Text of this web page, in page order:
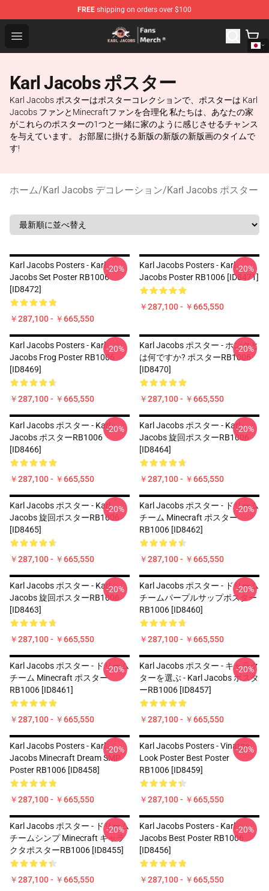
FREE shipping on orders over $100
Open menu
Karl Jacobs Store - Official Karl Jacobs Merchandise
Karl Jacobs ポスター
Karl Jacobs ポスターはポスターコレクションで、ポスターは Karl
Jacobs ファンとMinecraftファンを合理化 私たちは、あなたの家
がこれらのポスターの1つと一緒に家のように感じさせるチャンス
を与えています。 お部屋に掛ける新版の新版の新版画のタイムで
す!
ホーム/Karl Jacobs デコレーション/Karl Jacobs ポスター
Karl Jacobs Posters - Karl
Jacobs Set Poster RB1006
[ID8472]
￥287,100 - ￥665,550
-20%
Karl Jacobs Posters - Karl
Jacobs Poster RB1006 [ID8471]
￥287,100 - ￥665,550
-20%
Karl Jacobs Posters - Karl
Jacobs Frog Poster RB1006
[ID8469]
￥287,100 - ￥665,550
-20%
Karl Jacobs ポスター - ホンクと
は何ですか? ポスターRB1006
[ID8470]
￥287,100 - ￥665,550
-20%
Karl Jacobs ポスター - Karl
Jacobs ポスターRB1006
[ID8466]
￥287,100 - ￥665,550
-20%
Karl Jacobs ポスター - Karl
Jacobs 旋回ポスターRB1006
[ID8464]
￥287,100 - ￥665,550
-20%
Karl Jacobs ポスター - Karl
Jacobs 旋回ポスターRB1006
[ID8465]
￥287,100 - ￥665,550
-20%
Karl Jacobs ポスター - ドリーム
チーム Minecraft ポスター
RB1006 [ID8462]
￥287,100 - ￥665,550
-20%
Karl Jacobs ポスター - Karl
Jacobs 旋回ポスターRB1006
[ID8463]
￥287,100 - ￥665,550
-20%
Karl Jacobs ポスター - ドリーム
チームパープルサップポスター
RB1006 [ID8460]
￥287,100 - ￥665,550
-20%
Karl Jacobs ポスター - ドリーム
チーム Minecraft ポスター
RB1006 [ID8461]
￥287,100 - ￥665,550
-20%
Karl Jacobs ポスター - キャラク
ターを選ぶ - Karl Jacobs ポスタ
ーRB1006 [ID8457]
￥287,100 - ￥665,550
-20%
Karl Jacobs Posters - Karl
Jacobs Minecraft Dream SMP
Poster RB1006 [ID8458]
￥287,100 - ￥665,550
-20%
Karl Jacobs Posters - Vinatge
Look Poster Best Poster
RB1006 [ID8459]
￥287,100 - ￥665,550
-20%
Karl Jacobs ポスター - ドリーム
チームシンプ Minecraft キャラ
クタポスターRB1006 [ID8455]
￥287,100 - ￥665,550
-20%
Karl Jacobs Posters - Karl
Jacobs Best Poster RB1006
[ID8456]
￥287,100 - ￥665,550
-20%